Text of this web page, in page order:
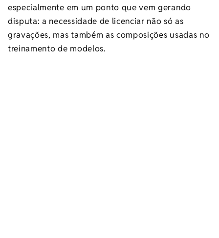
especialmente em um ponto que vem gerando
disputa: a necessidade de licenciar não só as
gravações, mas também as composições usadas no
treinamento de modelos.